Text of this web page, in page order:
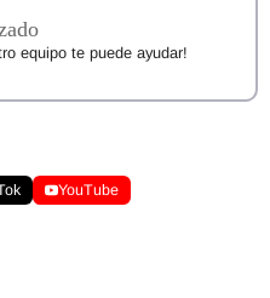
equipo te puede ayudar!
YouTube